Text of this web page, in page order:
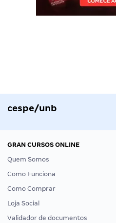
cespe/unb
GRAN CURSOS ONLINE
Quem Somos
Como Funciona
Como Comprar
Loja Social
Validador de documentos